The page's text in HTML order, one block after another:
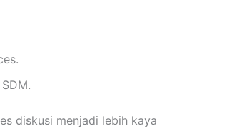
diskusi menjadi lebih kaya